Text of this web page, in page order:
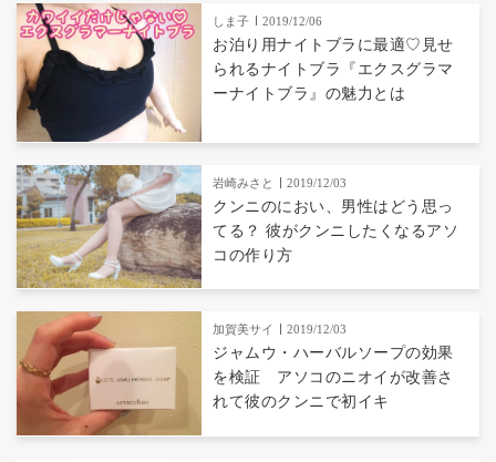
しま子 2019/12/06
お泊り用ナイトブラに最適♡見せ
られるナイトブラ『エクスグラマ
ーナイトブラ』の魅力とは
岩崎みさと 2019/12/03
クンニのにおい、男性はどう思っ
てる？ 彼がクンニしたくなるアソ
コの作り方
加賀美サイ 2019/12/03
ジャムウ・ハーバルソープの効果
を検証 アソコのニオイが改善さ
れて彼のクンニで初イキ